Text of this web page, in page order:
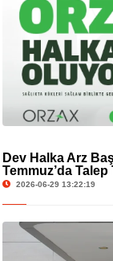
Dev Halka Arz
Temmuz’da
2026-06-29 13:22:19